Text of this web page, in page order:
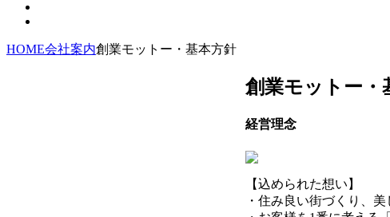
HOME会社案内創業モットー・基本方針
創業モットー・
経営理念
【込められた想い】
・住み良い街づくり、